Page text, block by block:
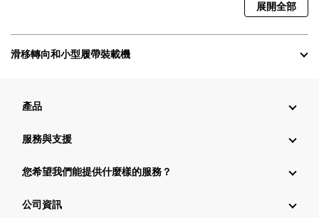
展開全部
滑移轉向和小型履帶裝載機
產品
服務與支援
您希望我們能提供什麼樣的服務？
公司資訊